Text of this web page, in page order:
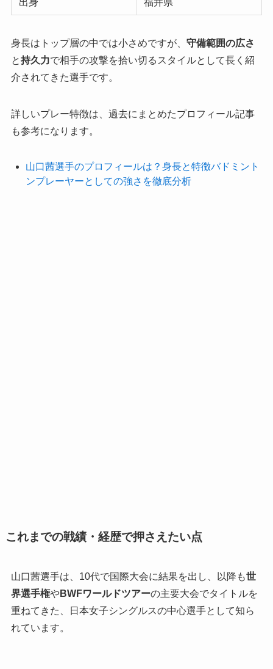
身長はトップ層の中では小さめですが、 守備範囲の広さ
と持久力で相手の攻撃を拾い切るスタイルとして長く紹
介されてきた選手です。
詳しいプレー特徴は、過去にまとめたプロフィール記事
も参考になります。
山口茜選手のプロフィールは？身長と特徴バドミント
ンプレーヤーとしての強さを徹底分析
これまでの戦績・経歴で押さえたい点
山口茜選手は、10代で国際大会に結果を出し、以降も世
界選手権やBWFワールドツアーの主要大会でタイトルを
重ねてきた、日本女子シングルスの中心選手として知ら
れています。